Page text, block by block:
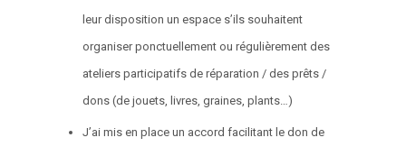
leur disposition un espace s’ils souhaitent
organiser ponctuellement ou régulièrement des
ateliers participatifs de réparation / des prêts /
dons (de jouets, livres, graines, plants…)
J’ai mis en place un accord facilitant le don de